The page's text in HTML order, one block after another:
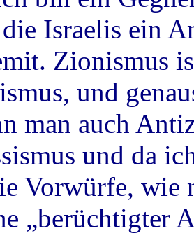
Israelis ein
Zionismus
und
man auch
und da
Vorwürfe,
„berüchtigter